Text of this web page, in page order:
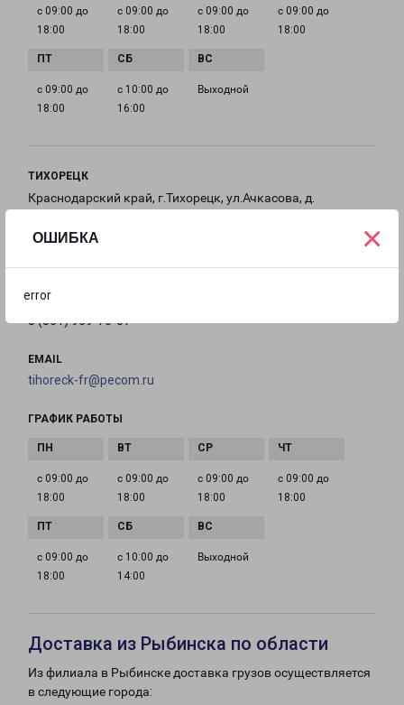
ОШИБКА
error
×
с 09:00 до
18:00
с 09:00 до
18:00
с 09:00 до
18:00
с 09:00 до
18:00
с 09:00 до
18:00
с 10:00 до
16:00
Выходной
ТИХОРЕЦК
Краснодарский край, г.Тихорецк, ул.Ачкасова, д.
ТЕЛЕФОН
8 (861) 969-70-07
EMAIL
tihoreck-fr@pecom.ru
ГРАФИК РАБОТЫ
с 09:00 до
18:00
с 09:00 до
18:00
с 09:00 до
18:00
с 09:00 до
18:00
с 09:00 до
18:00
с 10:00 до
14:00
Выходной
Доставка из Рыбинска по области
Из филиала в Рыбинске доставка грузов осуществляется
в следующие города: